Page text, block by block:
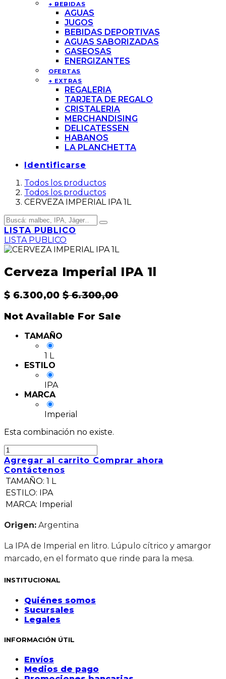
+ BEBIDAS
AGUAS
JUGOS
BEBIDAS DEPORTIVAS
AGUAS SABORIZADAS
GASEOSAS
ENERGIZANTES
OFERTAS
+ EXTRAS
REGALERIA
TARJETA DE REGALO
CRISTALERIA
MERCHANDISING
DELICATESSEN
HABANOS
LA PLANCHETTA
Identificarse
Todos los productos
Todos los productos
CERVEZA IMPERIAL IPA 1L
LISTA PUBLICO
LISTA PUBLICO
Cerveza Imperial IPA 1l
$ 6.300,00 $6.300,00
Not Available For Sale
TAMAÑO
1 L
ESTILO
IPA
MARCA
Imperial
Esta combinación no existe.
Agregar al carrito Comprar ahora
Contáctenos
TAMAÑO: 1 L
ESTILO:
IPA
MARCA: Imperial
Origen: Argentina
La IPA de Imperial en litro. Lúpulo cítrico y amargor
marcado, en el formato que rinde para la mesa.
INSTITUCIONAL
Quiénes somos
Sucursales
Legales
INFORMACIÓN ÚTIL
Envíos
Medios de pago